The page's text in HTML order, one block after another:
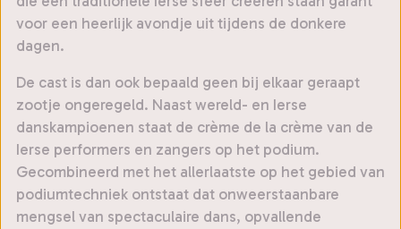
voor een heerlijk avondje uit tijdens de donkere
dagen.
De cast is dan ook bepaald geen bij elkaar geraapt
zootje ongeregeld. Naast wereld- en Ierse
danskampioenen staat de crème de la crème van de
Ierse performers en zangers op het podium.
Gecombineerd met het allerlaatste op het gebied van
podiumtechniek ontstaat dat onweerstaanbare
mengsel van spectaculaire dans, opvallende